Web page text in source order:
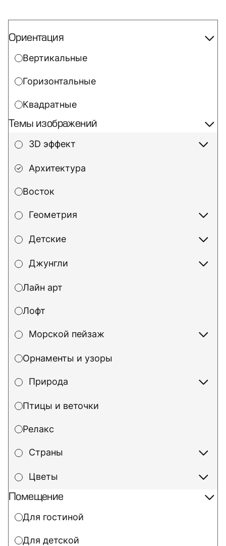
Ориентация
Вертикальные
Горизонтальные
Квадратные
Помещение
Для гостиной
Для детской
Темы изображений
3D эффект
Архитектура
Восток
Геометрия
Детские
Джунгли
Лайн арт
Лофт
Морской пейзаж
Орнаменты и узоры
Природа
Птицы и веточки
Релакс
Страны
Цветы